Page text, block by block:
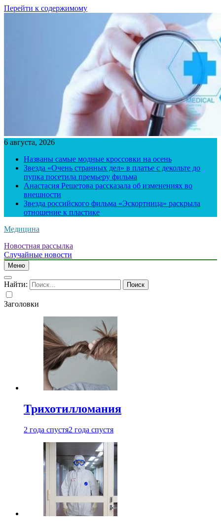
Перейти к содержимому
6 августа, 2026
Названы самые модные кроссовки на осень
Звезда «Очень странных дел» в платье с декольте до
пупка посетила премьеру фильма
Анастасия Решетова рассказала об изменениях во
внешности
Звезда российского фильма «Эскортница» раскрыла
отношение к пластике
Медицина
Новостная рассылка
Случайные новости
Меню
Найти:
Заголовки
Трихотилломания
2 года спустя2 года спустя